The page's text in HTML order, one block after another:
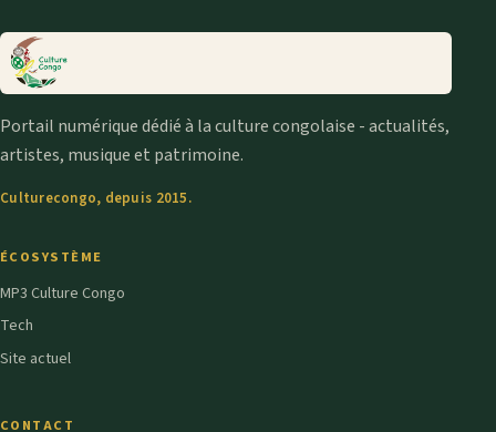
Portail numérique dédié à la culture congolaise - actualités,
artistes, musique et patrimoine.
Culturecongo, depuis 2015.
ÉCOSYSTÈME
MP3 Culture Congo
Tech
Site actuel
CONTACT